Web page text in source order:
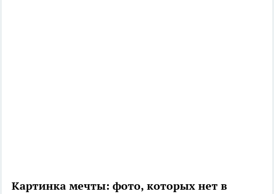
Картинка мечты: фото, которых нет в